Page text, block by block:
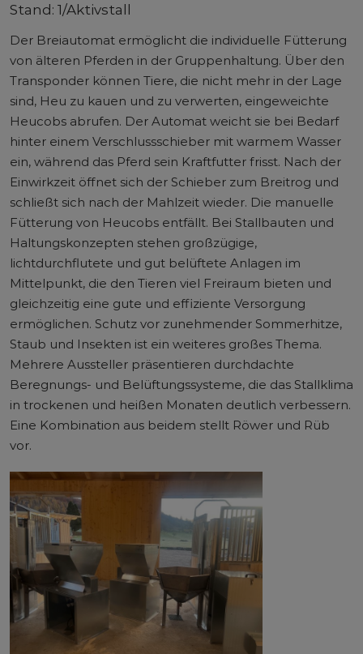
Stand: 1/Aktivstall
Der Breiautomat ermöglicht die individuelle Fütterung
von älteren Pferden in der Gruppenhaltung. Über den
Transponder können Tiere, die nicht mehr in der Lage
sind, Heu zu kauen und zu verwerten, eingeweichte
Heucobs abrufen. Der Automat weicht sie bei Bedarf
hinter einem Verschlussschieber mit warmem Wasser
ein, während das Pferd sein Kraftfutter frisst. Nach der
Einwirkzeit öffnet sich der Schieber zum Breitrog und
schließt sich nach der Mahlzeit wieder. Die manuelle
Fütterung von Heucobs entfällt. Bei Stallbauten und
Haltungskonzepten stehen großzügige,
lichtdurchflutete und gut belüftete Anlagen im
Mittelpunkt, die den Tieren viel Freiraum bieten und
gleichzeitig eine gute und effiziente Versorgung
ermöglichen. Schutz vor zunehmender Sommerhitze,
Staub und Insekten ist ein weiteres großes Thema.
Mehrere Aussteller präsentieren durchdachte
Beregnungs- und Belüftungssysteme, die das Stallklima
in trockenen und heißen Monaten deutlich verbessern.
Eine Kombination aus beidem stellt Röwer und Rüb
vor.